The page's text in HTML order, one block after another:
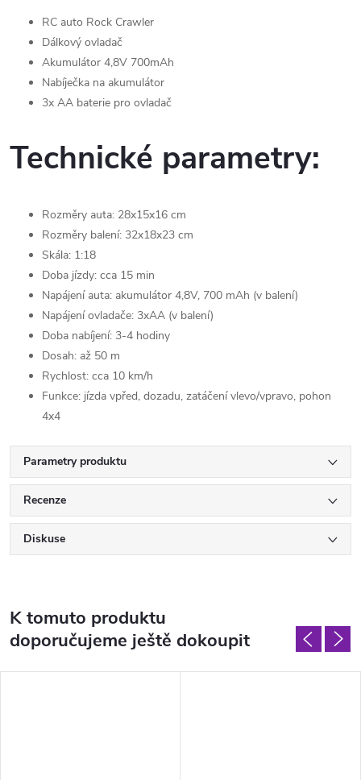
RC auto Rock Crawler
Dálkový ovladač
Akumulátor 4,8V 700mAh
Nabíječka na akumulátor
3x AA baterie pro ovladač
Technické parametry:
Rozměry auta: 28x15x16 cm
Rozměry balení: 32x18x23 cm
Skála: 1:18
Doba jízdy: cca 15 min
Napájení auta: akumulátor 4,8V, 700 mAh (v balení)
Napájení ovladače: 3xAA (v balení)
Doba nabíjení: 3-4 hodiny
Dosah: až 50 m
Rychlost: cca 10 km/h
Funkce: jízda vpřed, dozadu, zatáčení vlevo/vpravo, pohon
4x4
Parametry produktu
Recenze
Diskuse
K tomuto produktu
doporučujeme ještě dokoupit